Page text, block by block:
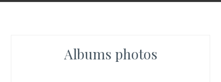
Albums photos